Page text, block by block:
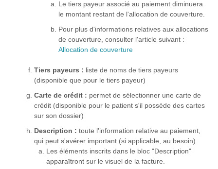
Le tiers payeur associé au paiement diminuera
le montant restant de l'allocation de couverture.
Pour plus d'informations relatives aux allocations
de couverture, consulter l'article suivant :
Allocation de couverture
Tiers payeurs : liste de noms de tiers payeurs
(disponible que pour le tiers payeur)
Carte de crédit : permet de sélectionner une carte de
crédit (disponible pour le patient s'il possède des cartes
sur son dossier)
Description : toute l'information relative au paiement,
qui peut s'avérer important (si applicable, au besoin).
Les éléments inscrits dans le bloc "Description"
apparaîtront sur le visuel de la facture.